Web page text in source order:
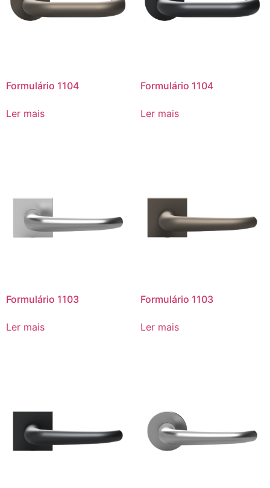
Formulário 1104
Ler mais
Formulário 1104
Ler mais
Formulário 1103
Ler mais
Formulário 1103
Ler mais